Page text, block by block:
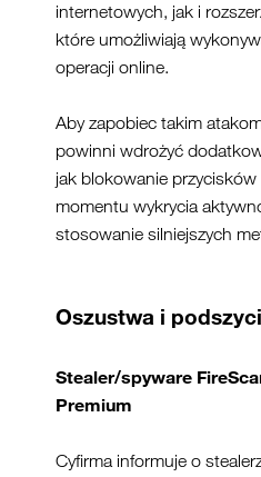
internetowych, jak i
które umożliwiają
operacji online.
Aby zapobiec takim
powinni wdrożyć
jak blokowanie
momentu wykrycia
stosowanie silniejszych
Oszustwa i
Stealer/spyware FireS
Premium
Cyfirmainformuje o